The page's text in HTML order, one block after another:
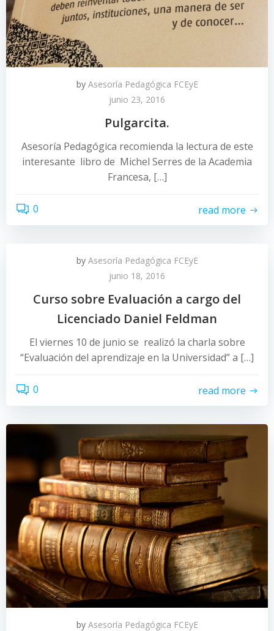
by Asesoría Pedagógica FCEyE
junio 23, 2016
Pulgarcita.
Asesoría Pedagógica recomienda la lectura de este
interesante libro de Michel Serres de la Academia
Francesa, […]
0 read more
by Asesoría Pedagógica FCEyE
junio 18, 2016
Curso sobre Evaluación a cargo del
Licenciado Daniel Feldman
El viernes 10 de junio se realizó la charla sobre
“Evaluación del aprendizaje en la Universidad” a […]
0 read more
by Asesoría Pedagógica FCEyE